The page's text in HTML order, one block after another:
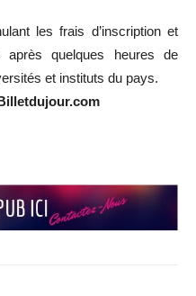
les frais d’inscription et
quelques heures de
et instituts du pays.